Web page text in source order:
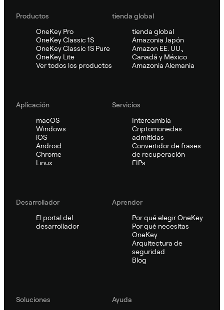
Productos
OneKey Pro
OneKey Classic 1S
OneKey Classic 1S Pure
OneKey Lite
Ver todos los productos
tienda global
tienda global
Amazonia Japón
Amazon EE. UU.,
Canadá y México
Amazonia Alemania
Aplicación
macOS
Windows
iOS
Android
Chrome
Linux
Servicios
Intercambia
Criptomonedas
admitidas
Convertidor de frases
de recuperación
EIPs
Desarrollador
El portal del
desarrollador
Aprender
Por qué elegir OneKey
Por qué necesitas
OneKey
Arquitectura de
seguridad
Blog
Soluciones
Ayuda